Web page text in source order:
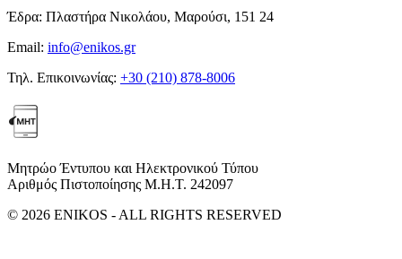
Έδρα: Πλαστήρα Νικολάου, Μαρούσι, 151 24
Email: info@enikos.gr
Τηλ. Επικοινωνίας: +30 (210) 878-8006
Μητρώο Έντυπου και Ηλεκτρονικού Τύπου
Αριθμός Πιστοποίησης Μ.Η.Τ. 242097
© 2026 ENIKOS - ALL RIGHTS RESERVED